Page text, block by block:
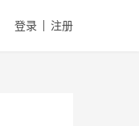
登录 注册